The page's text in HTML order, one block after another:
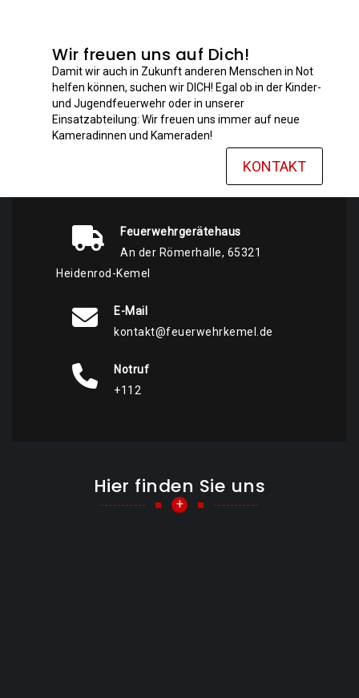
Wir freuen uns auf Dich!
Damit wir auch in Zukunft anderen Menschen in Not
helfen können, suchen wir DICH! Egal ob in der Kinder-
und Jugendfeuerwehr oder in unserer
Einsatzabteilung: Wir freuen uns immer auf neue
Kameradinnen und Kameraden!
KONTAKT
Feuerwehrgerätehaus
An der Römerhalle, 65321
Heidenrod-Kemel
E-Mail
kontakt@feuerwehrkemel.de
Notruf
+112
Hier finden Sie uns
+